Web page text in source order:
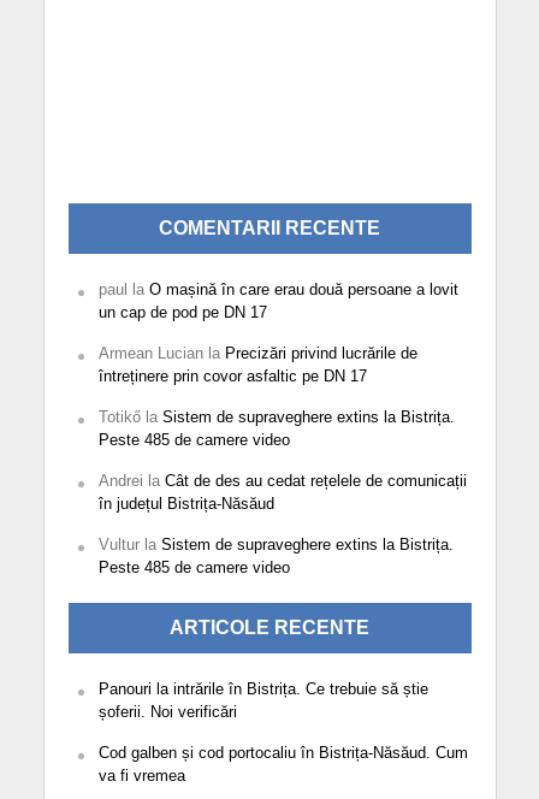
COMENTARII RECENTE
paul la O mașină în care erau două persoane a lovit
un cap de pod pe DN 17
Armean Lucianla Precizări privind lucrările de
întreținere prin covor asfaltic pe DN 17
Totikőla Sistem de supraveghere extins la Bistrița.
Peste 485 de camere video
Andrei la Cât de des au cedat rețelele de comunicații
în județul Bistrița-Năsăud
Vulturla Sistem de supraveghere extins la Bistrița.
Peste 485 de camere video
ARTICOLE RECENTE
Panouri la intrările în Bistrița. Ce trebuie să știe
șoferii. Noi verificări
Cod galben și cod portocaliu în Bistrița-Năsăud. Cum
va fi vremea